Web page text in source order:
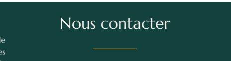
Nous contacter